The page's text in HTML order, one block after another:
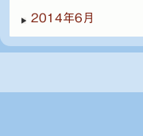
2014年6月